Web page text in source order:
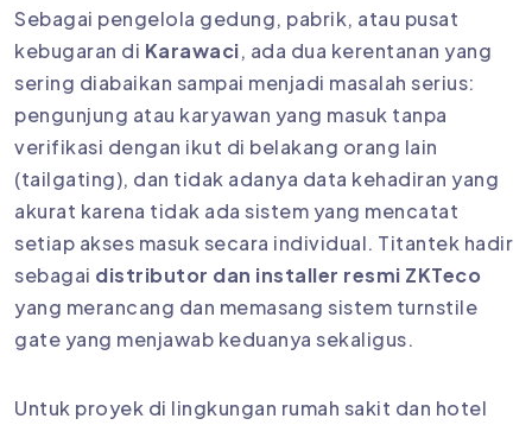
Sebagai pengelola gedung, pabrik, atau pusat
kebugaran di Karawaci, ada dua kerentanan yang
sering diabaikan sampai menjadi masalah serius:
pengunjung atau karyawan yang masuk tanpa
verifikasi dengan ikut di belakang orang lain
(tailgating), dan tidak adanya data kehadiran yang
akurat karena tidak ada sistem yang mencatat
setiap akses masuk secara individual. Titantek hadir
sebagai distributor dan installer resmi ZKTeco
yang merancang dan memasang sistem turnstile
gate yang menjawab keduanya sekaligus.
Untuk proyek di lingkungan rumah sakit dan hotel